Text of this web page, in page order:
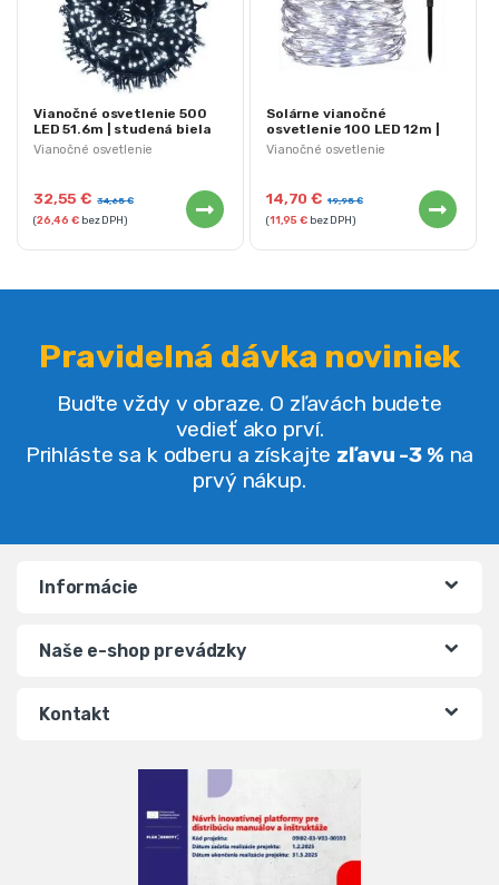
Vianočné osvetlenie
Vianočné osvetlenie 500
LED 51.6m | studená biela
32,55€ 34,65€
(26,46€bez DPH)
Vianočné osvetlenie
Solárne vianočné
osvetlenie 100 LED 12m |
studená biela
14,70€ 19,95€
(11,95€bez DPH)
Pravidelná dávka noviniek
Buďte vždy v obraze. O zľavách budete
vedieť ako prví.
Prihláste sa k odberu a získajte zľavu -3 % na
prvý nákup.
Informácie
Naše e-shop prevádzky
Kontakt